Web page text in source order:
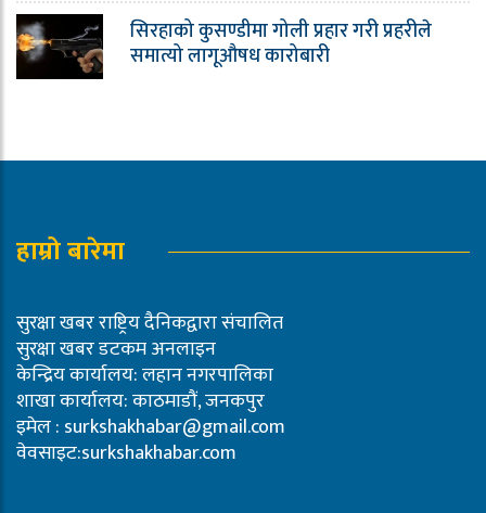
सिरहाको कुसण्डीमा गोली प्रहार गरी प्रहरीले
समात्यो लागूऔषध कारोबारी
हाम्रो बारेमा
सुरक्षा खबर राष्ट्रिय दैनिकद्वारा संचालित
सुरक्षा खबर डटकम अनलाइन
केन्द्रिय कार्यालय: लहान नगरपालिका
शाखा कार्यालय: काठमाडौं, जनकपुर
इमेल : surkshakhabar@gmail.com
वेवसाइट:surkshakhabar.com